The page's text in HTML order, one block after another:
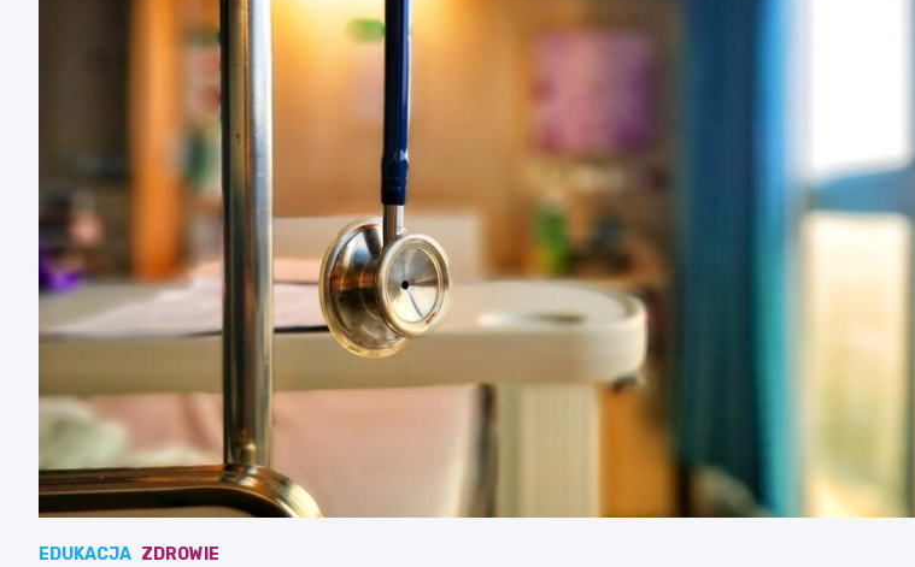
EDUKACJA ZDROWIE